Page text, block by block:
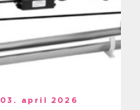
03. april 2026